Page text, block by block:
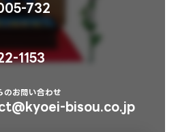
732
1153
お問い合わせ
bisou.co.jp